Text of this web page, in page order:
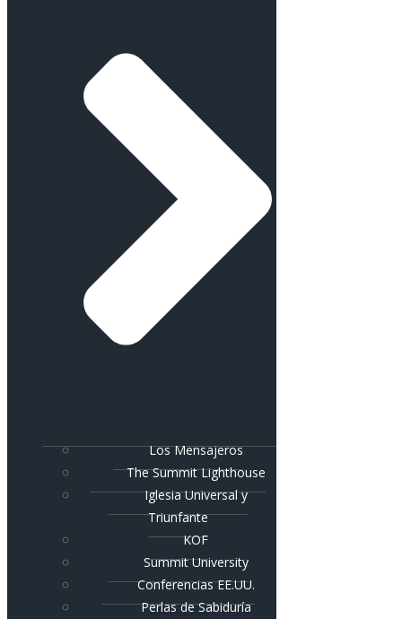
Los Mensajeros
The Summit Lighthouse
Iglesia Universal y
Triunfante
KOF
Summit University
Conferencias EE.UU.
Perlas de Sabiduría